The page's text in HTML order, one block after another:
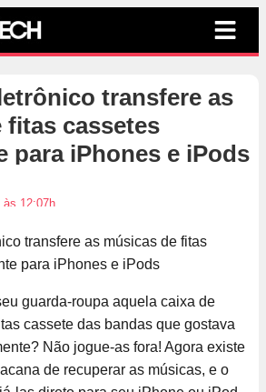
transfere as
fitas cassetes
para iPhones e iPods
às 12:07h
guarda-roupa aquela caixa de
cassete das bandas que gostava
Não jogue-as fora! Agora existe
de recuperar as músicas, e o